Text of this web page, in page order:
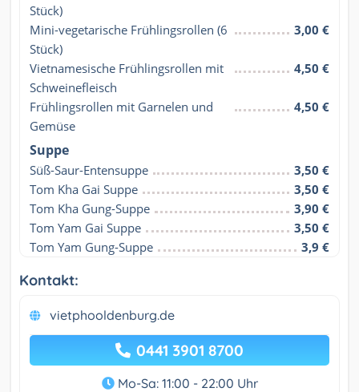
Stück)
Mini-vegetarische Frühlingsrollen (6
Stück)
3,00 €
Vietnamesische Frühlingsrollen mit
Schweinefleisch
4,50 €
Frühlingsrollen mit Garnelen und
Gemüse
4,50 €
Suppe
Süß-Saur-Entensuppe
3,50 €
Tom Kha Gai Suppe
3,50 €
Tom Kha Gung-Suppe
3,90 €
Tom Yam Gai Suppe
3,50 €
Tom Yam Gung-Suppe
3,9 €
Kontakt:
vietphooldenburg.de
0441 3901 8700
Mo-Sa: 11:00 - 22:00 Uhr